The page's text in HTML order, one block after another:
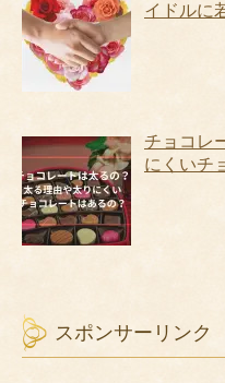
イドルに
チョコレ
にくいチ
スポンサーリンク